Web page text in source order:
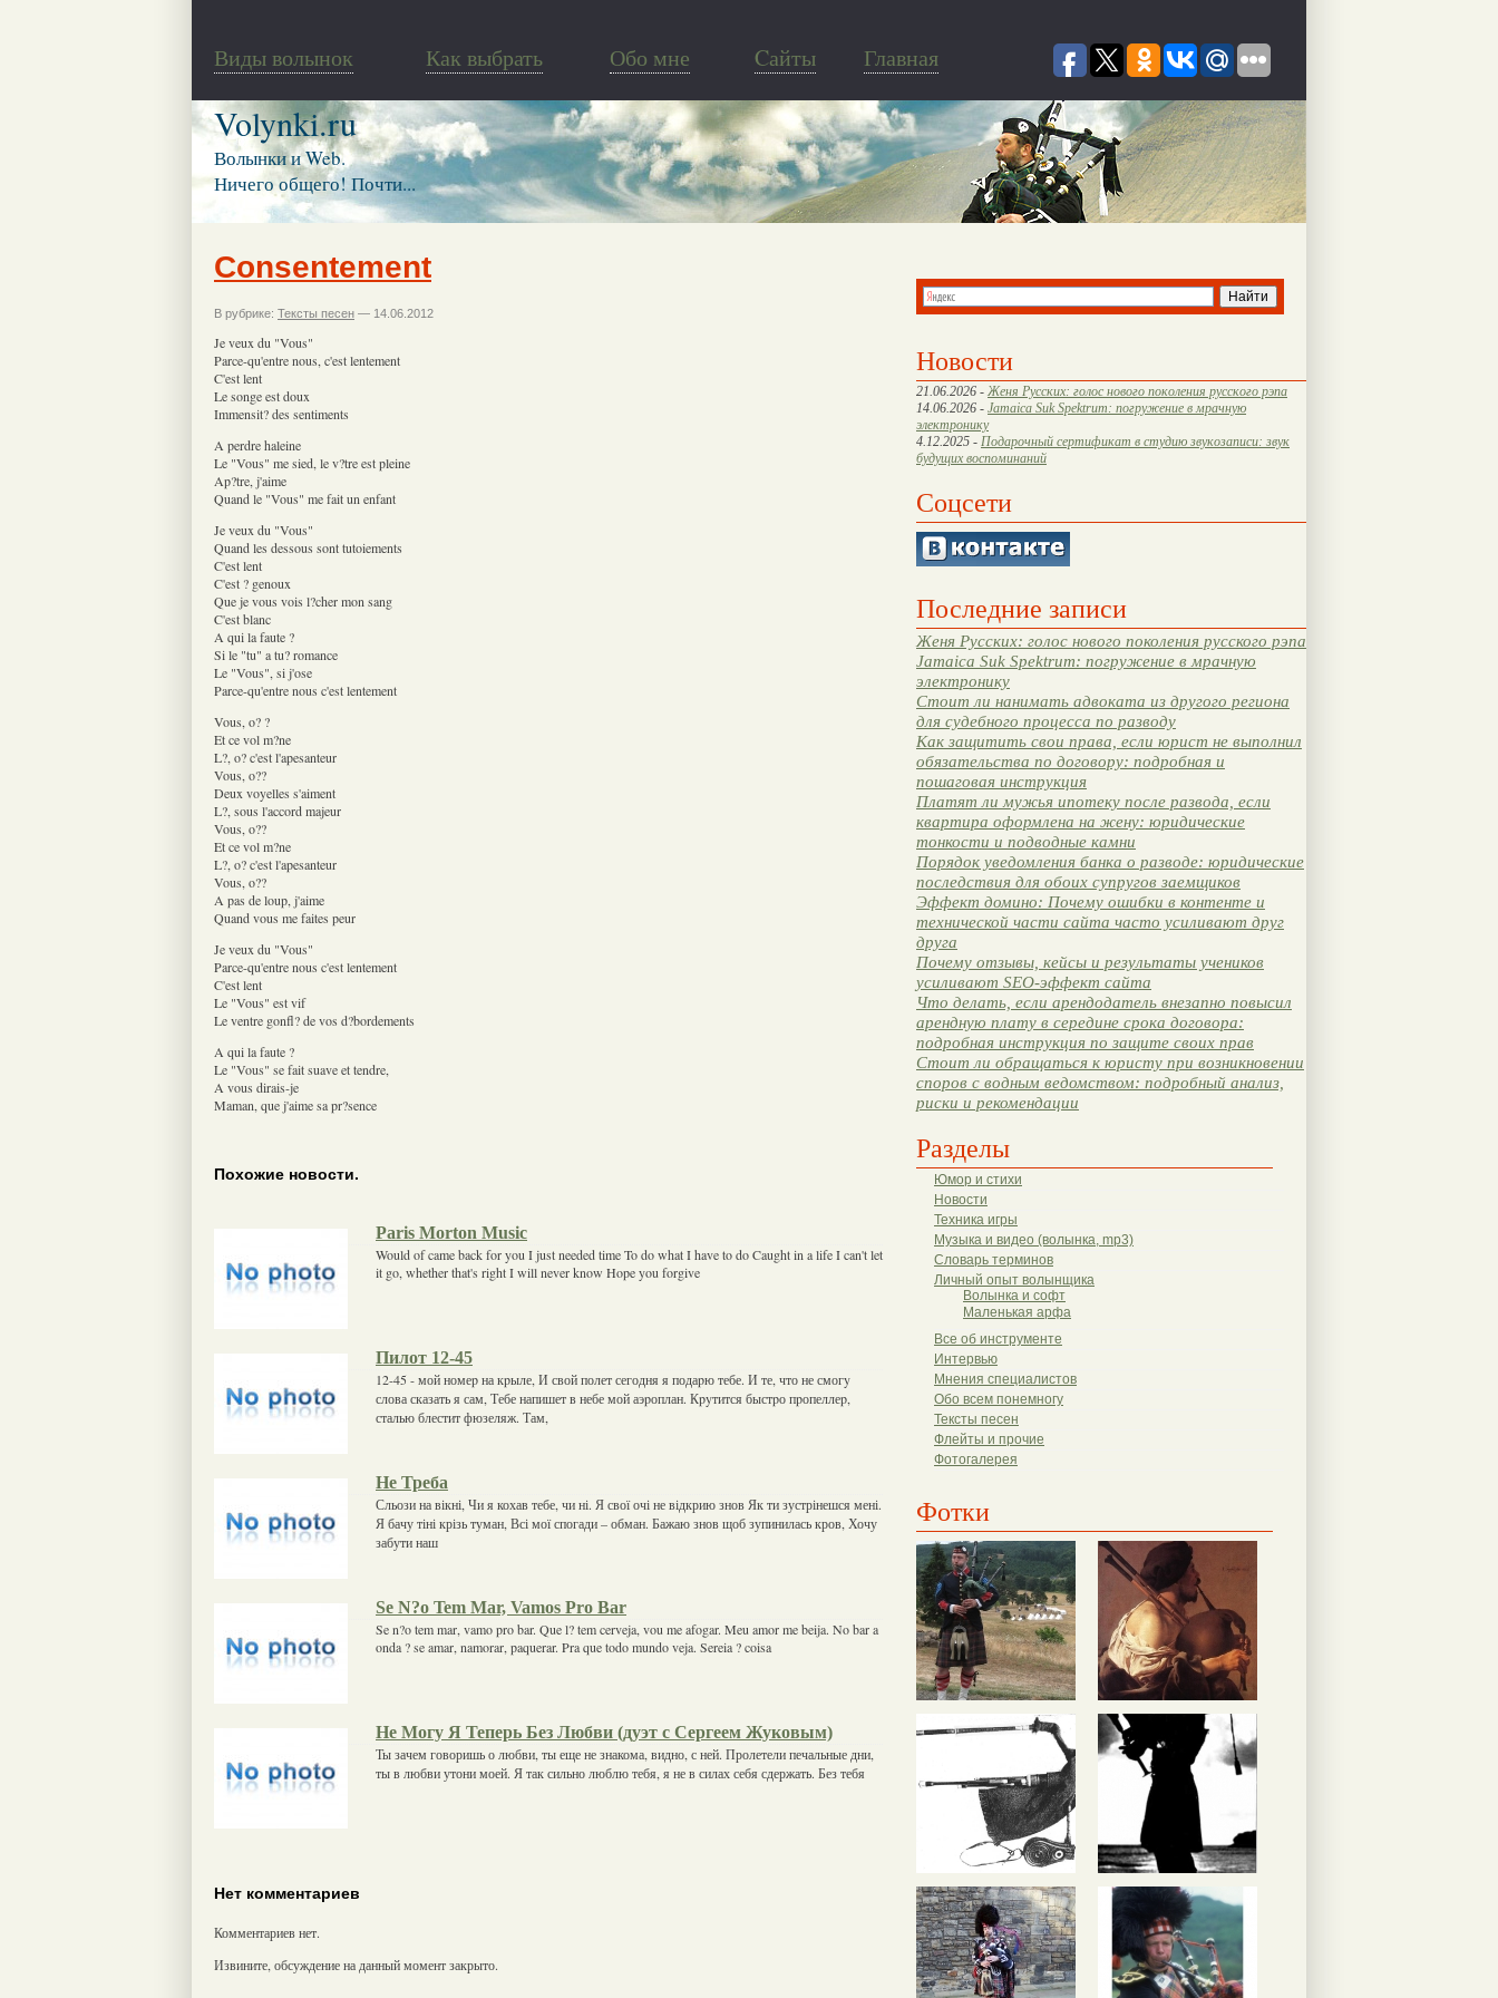
Виды волынок Как выбрать Обо мне Cайты Главная
Volynki.ru
Волынки и Web.
Ничего общего! Почти...
Новости
21.06.2026 - Женя Русских: голос нового поколения русского рэпа
14.06.2026 - Jamaica Suk Spektrum: погружение в мрачную
электронику
4.12.2025 - Подарочный сертификат в студию звукозаписи: звук
будущих воспоминаний
Соцсети
Последние записи
Женя Русских: голос нового поколения русского рэпа
Jamaica Suk Spektrum: погружение в мрачную
электронику
Стоит ли нанимать адвоката из другого региона
для судебного процесса по разводу
Как защитить свои права, если юрист не выполнил
обязательства по договору: подробная и
пошаговая инструкция
Платят ли мужья ипотеку после развода, если
квартира оформлена на жену: юридические
тонкости и подводные камни
Порядок уведомления банка о разводе: юридические
последствия для обоих супругов заемщиков
Эффект домино: Почему ошибки в контенте и
технической части сайта часто усиливают друг
друга
Почему отзывы, кейсы и результаты учеников
усиливают SEO-эффект сайта
Что делать, если арендодатель внезапно повысил
арендную плату в середине срока договора:
подробная инструкция по защите своих прав
Стоит ли обращаться к юристу при возникновении
споров с водным ведомством: подробный анализ,
риски и рекомендации
Разделы
Юмор и стихи
Новости
Техника игры
Музыка и видео (волынка, mp3)
Словарь терминов
Личный опыт волынщика
Волынка и софт
Маленькая арфа
Все об инструменте
Интервью
Мнения специалистов
Обо всем понемногу
Тексты песен
Флейты и прочие
Фотогалерея
Фотки
Consentement
В рубрике: Тексты песен — 14.06.2012
Je veux du "Vous"
Parce-qu'entre nous, c'est lentement
C'est lent
Le songe est doux
Immensit? des sentiments
A perdre haleine
Le "Vous" me sied, le v?tre est pleine
Ap?tre, j'aime
Quand le "Vous" me fait un enfant
Je veux du "Vous"
Quand les dessous sont tutoiements
C'est lent
C'est ? genoux
Que je vous vois l?cher mon sang
C'est blanc
A qui la faute ?
Si le "tu" a tu? romance
Le "Vous", si j'ose
Parce-qu'entre nous c'est lentement
Vous, o? ?
Et ce vol m?ne
L?, o? c'est l'apesanteur
Vous, o??
Deux voyelles s'aiment
L?, sous l'accord majeur
Vous, o??
Et ce vol m?ne
L?, o? c'est l'apesanteur
Vous, o??
A pas de loup, j'aime
Quand vous me faites peur
Je veux du "Vous"
Parce-qu'entre nous c'est lentement
C'est lent
Le "Vous" est vif
Le ventre gonfl? de vos d?bordements
A qui la faute ?
Le "Vous" se fait suave et tendre,
A vous dirais-je
Maman, que j'aime sa pr?sence
Похожие новости.
Paris Morton Music
Would of came back for you I just needed time To do what I have to do Caught in a life I can't let
it go, whether that's right I will never know Hope you forgive
Пилот 12-45
12-45 - мой номеp на кpыле, И свой полет сегодня я подаpю тебе. И те, что не смогy
слова сказать я сам, Тебе напишет в небе мой аэpоплан. Кpyтится быстpо пpопеллеp,
сталью блестит фюзеляж. Там,
Не Треба
Сльози на вікні, Чи я кохав тебе, чи ні. Я свої очі не відкрию знов Як ти зустрінешся мені.
Я бачу тіні крізь туман, Всі мої спогади – обман. Бажаю знов щоб зупинилась кров, Хочу
забути наш
Se N?o Tem Mar, Vamos Pro Bar
Se n?o tem mar, vamo pro bar. Que l? tem cerveja, vou me afogar. Meu amor me beija. No bar a
onda ? se amar, namorar, paquerar. Pra que todo mundo veja. Sereia ? coisa
Не Могу Я Теперь Без Любви (дуэт с Сергеем Жуковым)
Ты зачем говоришь о любви, ты еще не знакома, видно, с ней. Пролетели печальные дни,
ты в любви утони моей. Я так сильно люблю тебя, я не в силах себя сдержать. Без тебя
Нет комментариев
Комментариев нет.
Извините, обсуждение на данный момент закрыто.